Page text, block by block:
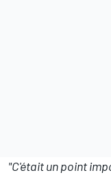
"C'était un point